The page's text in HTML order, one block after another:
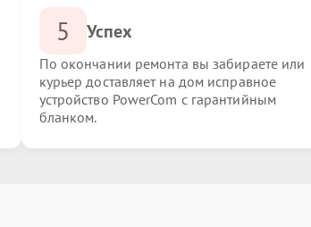
5 Успех
По окончании ремонта вы забираете или
курьер доставляет на дом исправное
устройство PowerCom с гарантийным
бланком.